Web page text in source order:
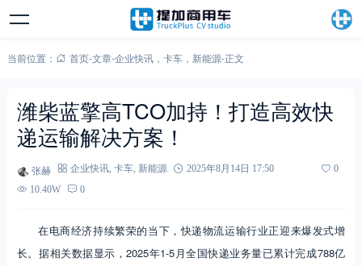
当前位置： 首页-文章-企业快讯， 卡车， 新能源-正文
潍柴蓝擎高TCO加持！打造高效快
递运输解决方案！
张赫 企业快讯, 卡车, 新能源 2025年8月14日 17:50
0
10.40W
0
在电商经济持续繁荣的当下，快递物流运输行业正迎来爆发式增
长。据相关数据显示，2025年1-5月全国快递业务量已累计完成788亿